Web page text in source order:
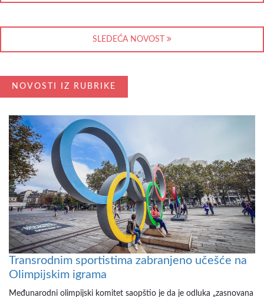
SLEDEĆA NOVOST
NOVOSTI IZ RUBRIKE
Transrodnim sportistima zabranjeno učešće na
Olimpijskim igrama
Međunarodni olimpijski komitet saopštio je da je odluka „zasnovana